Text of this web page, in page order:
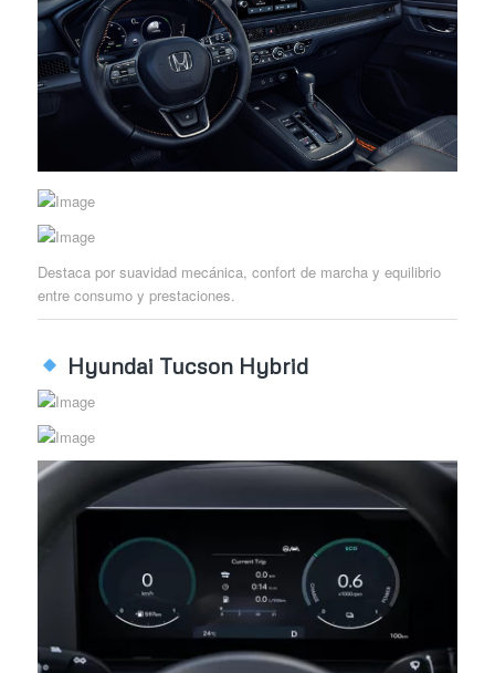
Destaca por suavidad mecánica, confort de marcha y equilibrio
entre consumo y prestaciones.
Hyundai Tucson Hybrid